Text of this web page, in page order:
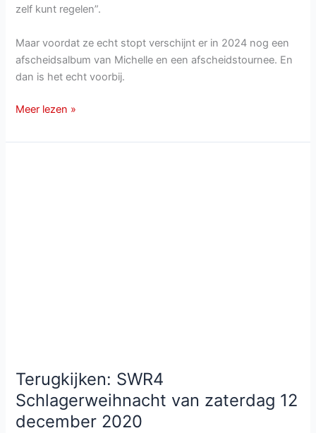
zelf kunt regelen”.
Maar voordat ze echt stopt verschijnt er in 2024 nog een
afscheidsalbum van Michelle en een afscheidstournee. En
dan is het echt voorbij.
Zangeres
stopt
Meer lezen »
Terugkijken: SWR4
Schlagerweihnacht van zaterdag 12
december 2020